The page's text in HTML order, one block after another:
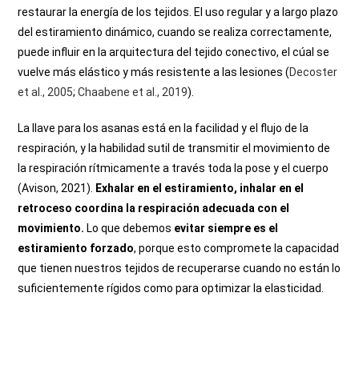
restaurar la energía de los tejidos. El uso regular y a largo plazo
del estiramiento dinámico, cuando se realiza correctamente,
puede influir en la arquitectura del tejido conectivo, el cúal se
vuelve más elástico y más resistente a las lesiones (Decoster
et al., 2005;Chaabene et al., 2019).
La llave para los asanas está en la facilidad y el flujo de la
respiración, y la habilidad sutil de transmitir el movimiento de
la respiración rítmicamente a través toda la pose y el cuerpo
(Avison, 2021). Exhalar en el estiramiento, inhalar en el
retroceso coordina la respiración adecuada con el
movimiento. Lo que debemos evitar siempre es el
estiramiento forzado, porque esto compromete la capacidad
que tienen nuestros tejidos de recuperarse cuando no están lo
suficientemente rígidos como para optimizar la elasticidad.